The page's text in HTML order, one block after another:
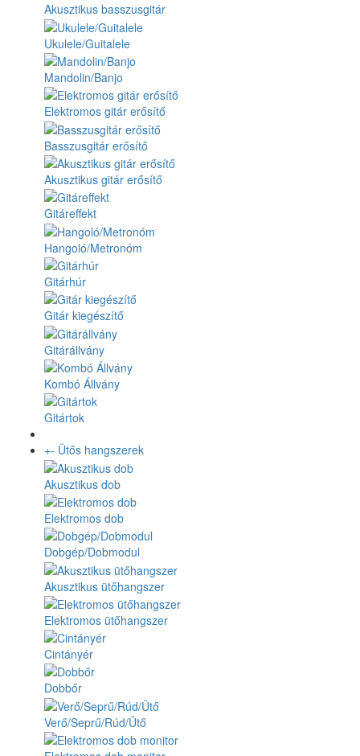
Akusztikus basszusgitár
Ukulele/Guitalele
Mandolin/Banjo
Elektromos gitár erősítő
Basszusgitár erősítő
Akusztikus gitár erősítő
Gitáreffekt
Hangoló/Metronóm
Gitárhúr
Gitár kiegészítő
Gitárállvány
Kombó Állvány
Gitártok
+- Ütős hangszerek
Akusztikus dob
Elektromos dob
Dobgép/Dobmodul
Akusztikus ütőhangszer
Elektromos ütőhangszer
Cintányér
Dobbőr
Verő/Seprű/Rúd/Ütő